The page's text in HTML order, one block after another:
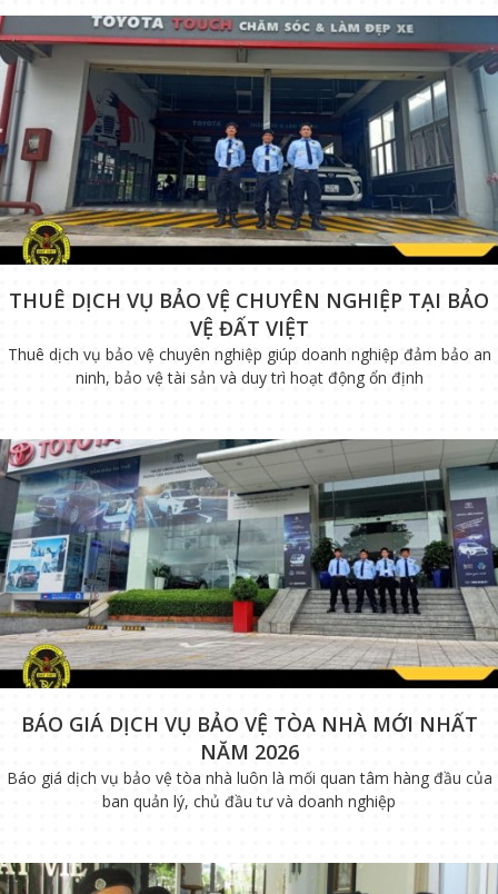
THUÊ DỊCH VỤ BẢO VỆ CHUYÊN NGHIỆP TẠI BẢO
VỆ ĐẤT VIỆT
Thuê dịch vụ bảo vệ chuyên nghiệp giúp doanh nghiệp đảm bảo an
ninh, bảo vệ tài sản và duy trì hoạt động ổn định
BÁO GIÁ DỊCH VỤ BẢO VỆ TÒA NHÀ MỚI NHẤT
NĂM 2026
Báo giá dịch vụ bảo vệ tòa nhà luôn là mối quan tâm hàng đầu của
ban quản lý, chủ đầu tư và doanh nghiệp